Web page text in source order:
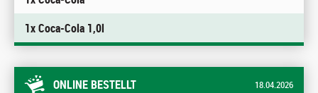
1x Coca-Cola 1,0l
ONLINE BESTELLT 18.04.2026